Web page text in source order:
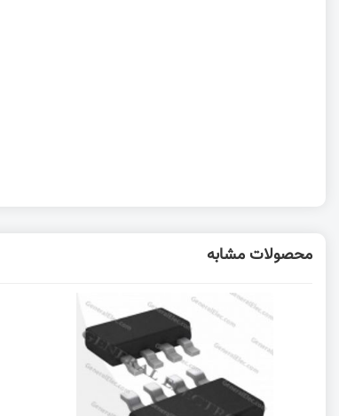
محصولات مشابه